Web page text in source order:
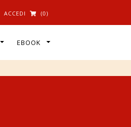
ACCEDI (0)
EBOOK